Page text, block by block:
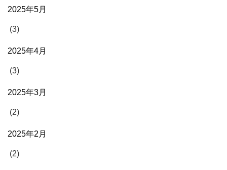
2025年5月
(3)
2025年4月
(3)
2025年3月
(2)
2025年2月
(2)